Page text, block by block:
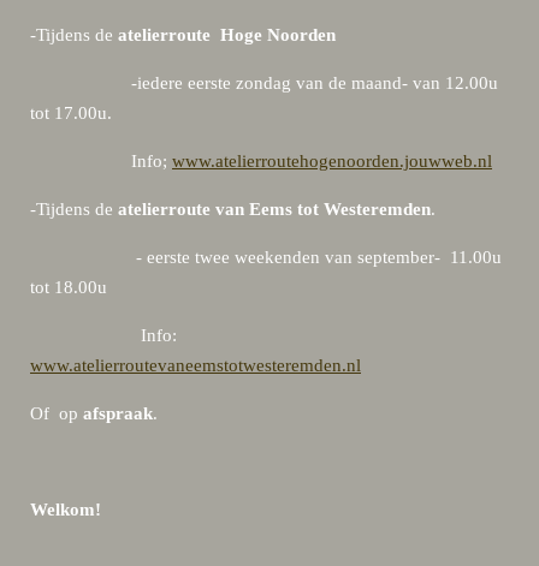
-Tijdens de atelierroute Hoge Noorden
-iedere eerste zondag van de maand- van 12.00u
tot 17.00u.
Info; www.atelierroutehogenoorden.jouwweb.nl
-Tijdens de atelierroute van Eems tot Westeremden.
- eerste twee weekenden van september- 11.00u
tot 18.00u
Info:
www.atelierroutevaneemstotwesteremden.nl
Of op afspraak.
Welkom!